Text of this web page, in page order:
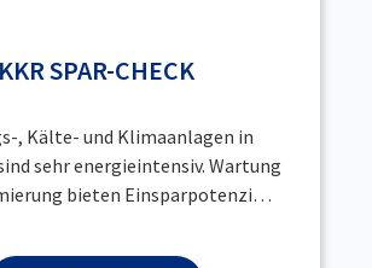
KKR SPAR-CHECK
, Kälte- und Klimaanlagen in
sehr energieintensiv. Wartung
bieten Einsparpotenzi…